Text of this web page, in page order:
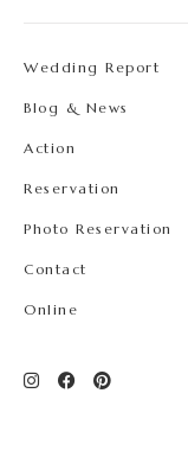
Wedding Report
Blog & News
Action
Reservation
Photo Reservation
Contact
Online